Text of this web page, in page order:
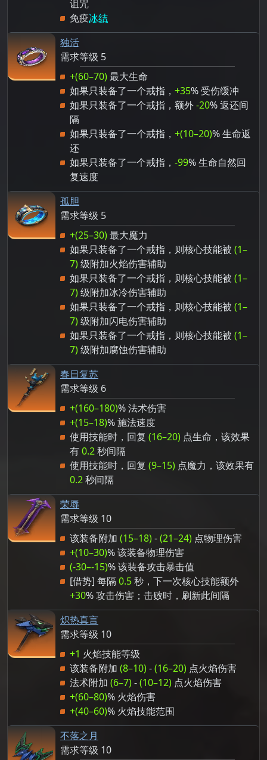
诅咒
免疫冰结
独活
需求等级 5
+(60–70)最大生命
如果只装备了一个戒指， +35% 受伤缓冲
如果只装备了一个戒指，额外-20% 返还间
隔
如果只装备了一个戒指， +(10–20)% 生命返
还
如果只装备了一个戒指， -99% 生命自然回
复速度
孤胆
需求等级 5
+(25–30)最大魔力
如果只装备了一个戒指，则核心技能被 (1–
7)级附加火焰伤害辅助
如果只装备了一个戒指，则核心技能被 (1–
7)级附加冰冷伤害辅助
如果只装备了一个戒指，则核心技能被 (1–
7)级附加闪电伤害辅助
如果只装备了一个戒指，则核心技能被 (1–
7)级附加腐蚀伤害辅助
春日复苏
需求等级 6
+(160–180)% 法术伤害
+(15–18)% 施法速度
使用技能时，回复 (16–20) 点生命，该效果
有0.2秒间隔
使用技能时，回复 (9–15) 点魔力，该效果有
0.2秒间隔
荣辱
需求等级 10
该装备附加 (15–18)-(21–24) 点物理伤害
+(10–30)% 该装备物理伤害
(-30–-15)% 该装备攻击暴击值
[借势] 每隔 0.5秒，下一次核心技能额外
+30% 攻击伤害；击败时，刷新此间隔
炽热真言
需求等级 10
+1 火焰技能等级
该装备附加 (8–10)-(16–20) 点火焰伤害
法术附加 (6–7)-(10–12) 点火焰伤害
+(60–80)% 火焰伤害
+(40–60)% 火焰技能范围
不落之月
需求等级 10